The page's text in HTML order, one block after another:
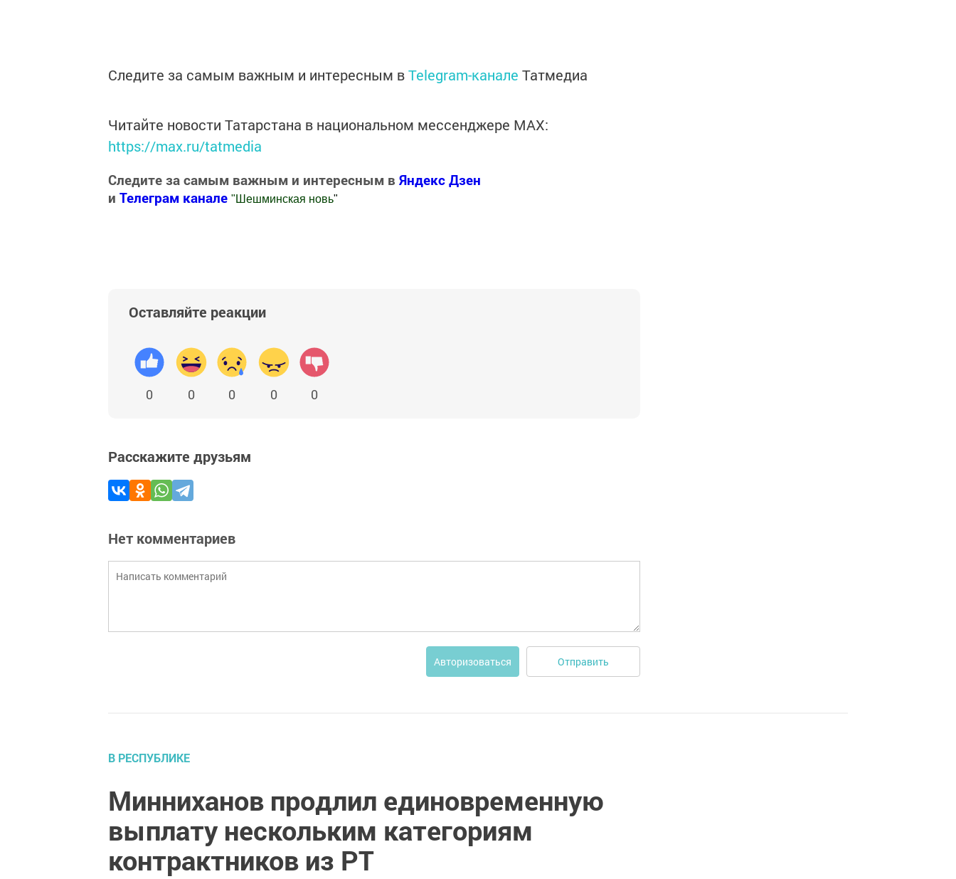
Следите за самым важным и интересным вTelegram-канале Татмедиа
Читайте новости Татарстана в национальном мессенджере MАХ:
https://max.ru/tatmedia
Следите за самым важным и интересным в Яндекс Дзен
и Телеграм канале " Шешминская новь"
Оставляйте реакции
0 0 0 0 0
Расскажите друзьям
Нет комментариев
Авторизоваться Отправить
В РЕСПУБЛИКЕ
Минниханов продлил единовременную
выплату нескольким категориям
контрактников из РТ